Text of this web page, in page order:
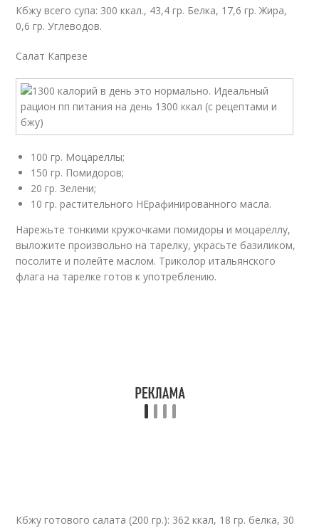
Кбжу всего супа: 300 ккал., 43,4 гр. Белка, 17,6 гр. Жира,
0,6 гр. Углеводов.
Салат Капрезе
100 гр. Моцареллы;
150 гр. Помидоров;
20 гр. Зелени;
10 гр. растительного НЕрафинированного масла.
Нарежьте тонкими кружочками помидоры и моцареллу,
выложите произвольно на тарелку, украсьте базиликом,
посолите и полейте маслом. Триколор итальянского
флага на тарелке готов к употреблению.
Кбжу готового салата (200 гр.): 362 ккал, 18 гр. белка, 30